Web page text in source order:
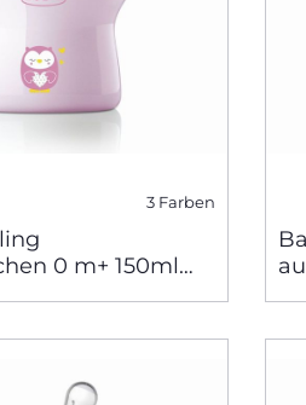
3 Farben
0 m+ 150ml